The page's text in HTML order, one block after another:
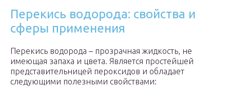
Перекись водорода: свойства и
сферы применения
Перекись водорода – прозрачная жидкость, не
имеющая запаха и цвета. Является простейшей
представительницей пероксидов и обладает
следующими полезными свойствами: